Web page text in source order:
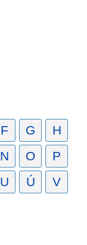
F G
H
N O
P
U Ú
V